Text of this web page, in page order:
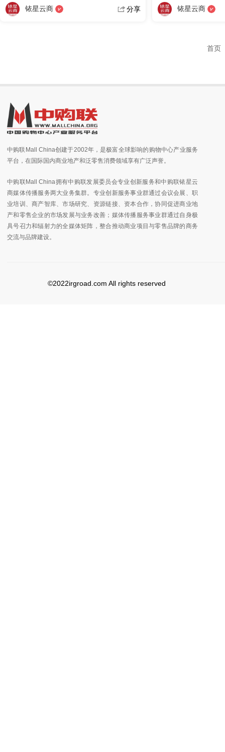
铱星云商 分享 铱星云商
首页
中购联Mall China创建于2002年，是极富全球影响的购物中心产业服务
平台，在国际国内商业地产和泛零售消费领域享有广泛声誉。
中购联Mall China拥有中购联发展委员会专业创新服务和中购联铱星云
商媒体传播服务两大业务集群。专业创新服务事业群通过会议会展、职
业培训、商产智库、市场研究、资源链接、资本合作，协同促进商业地
产和零售企业的市场发展与业务改善；媒体传播服务事业群通过自身极
具号召力和辐射力的全媒体矩阵，整合推动商业项目与零售品牌的商务
交流与品牌建设。
©2022irgroad.com All rights reserved